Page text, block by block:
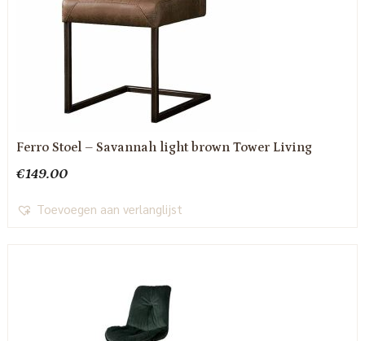
Ferro Stoel – Savannah light brown Tower Living
€149.00
Toevoegen aan verlanglijst